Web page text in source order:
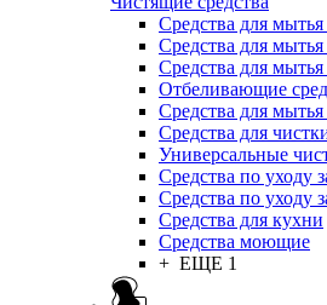
Средства для мытья
Средства для
Средства для
Отбеливающие
Средства для мытья
Средства для
Универсальные
Средства по уходу
Средства по уходу
Средства для кухни
Средства моющие
+ ЕЩЕ 1